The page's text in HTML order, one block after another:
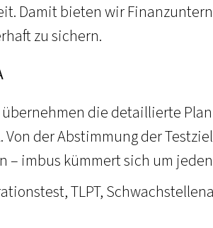
Damit bieten wir
zu sichern.
die detaillierte
Von der Abstimmung der
– imbus kümmert sich um
TLPT,